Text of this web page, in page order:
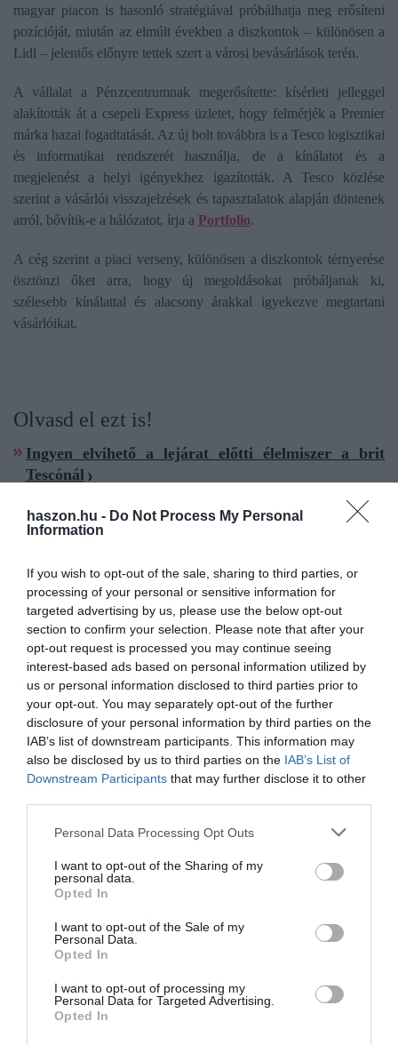
haszon.hu - Do Not Process My Personal
Information
If you wish to opt-out of the sale, sharing to third parties, or
processing of your personal or sensitive information for
targeted advertising by us, please use the below opt-out
section to confirm your selection. Please note that after your
opt-out request is processed you may continue seeing
interest-based ads based on personal information utilized by
us or personal information disclosed to third parties prior to
your opt-out. You may separately opt-out of the further
disclosure of your personal information by third parties on the
IAB’s list of downstream participants. This information may
also be disclosed by us to third parties on the IAB’s List of
Downstream Participants that may further disclose it to other
Please note that this website/app uses one or more Google
not limited to your visit or usage behaviour. You may click to
grant or deny consent to Google and its third-party tags to
use your data for below specified purposes in below Google
consent section.
Personal Data Processing Opt Outs
I want to opt-out of the Sharing of my
personal data.
Opted In
I want to opt-out of the Sale of my
Personal Data.
Opted In
I want to opt-out of processing my
Personal Data for Targeted Advertising.
Opted In
magyar piacon is hasonló stratégiával próbálhatja meg erősíteni
pozícióját, miután az elmúlt években a diszkontok – különösen a
Lidl – jelentős előnyre tettek szert a városi bevásárlások terén.
A vállalat a Pénzcentrumnak megerősítette: kísérleti jelleggel
alakították át a csepeli Express üzletet, hogy felmérjék a Premier
márka hazai fogadtatását. Az új bolt továbbra is a Tesco logisztikai
és informatikai rendszerét használja, de a kínálatot és a
megjelenést a helyi igényekhez igazították. A Tesco közlése
szerint a vásárlói visszajelzések és tapasztalatok alapján döntenek
arról, bővítik-e a hálózatot, írja a Portfolio.
A cég szerint a piaci verseny, különösen a diszkontok térnyerése
ösztönzi őket arra, hogy új megoldásokat próbáljanak ki,
szélesebb kínálattal és alacsony árakkal igyekezve megtartani
vásárlóikat.
Olvasd el ezt is!
Ingyen elvihető a lejárat előtti élelmiszer a brit
Tescónál
Teljes kiőrlésű? Célkeresztben a Spar, az Aldi és a
Tesco
tesco áruházlánc magyarország